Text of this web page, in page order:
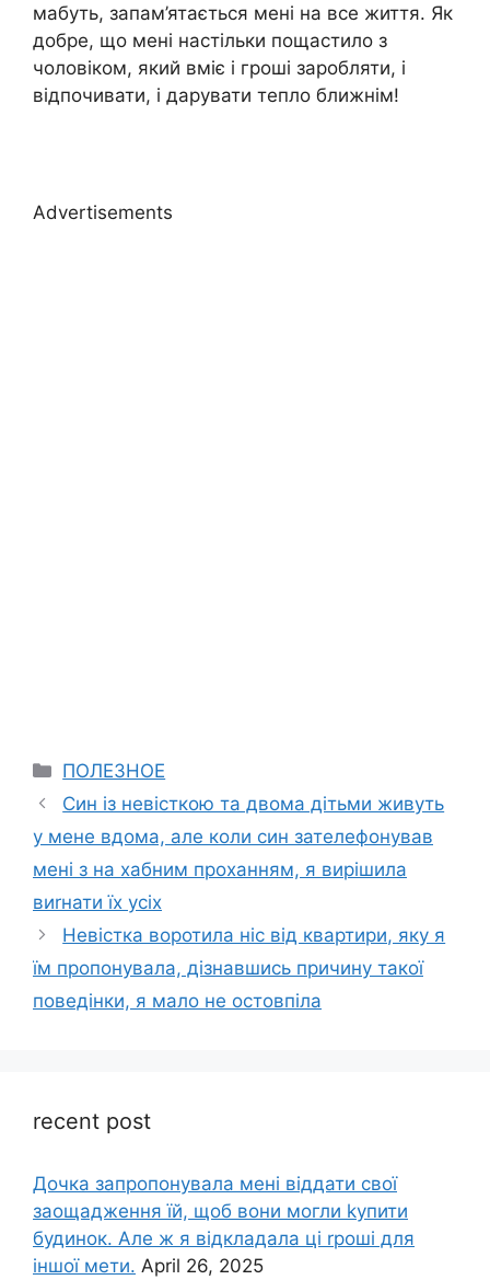
мабуть, запам’ятається мені на все життя. Як
добре, що мені настільки пощастило з
чоловіком, який вміє і гроші заробляти, і
відпочивати, і дарувати тепло ближнім!
Advertisements
Categories
ПОЛЕЗНОЕ
Син із невісткою та двома дітьми живуть
у мене вдома, але коли син зателефонував
мені з на хабним проханням, я вирішила
виrнати їх усіх
Невістка воротила ніс від квартири, яку я
їм пропонувала, дізнавшись причину такої
поведінки, я мало не остовпіла
recent post
Дочка запpопонувала мені віддати свої
заощадження їй, щоб вони могли kупити
будинок. Але ж я відкладала ці rроші для
іншої мети. April 26, 2025